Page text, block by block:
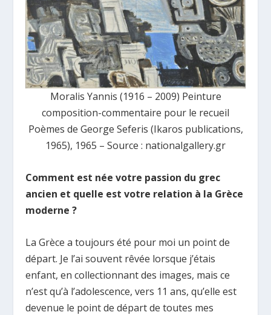
Moralis Yannis (1916 – 2009) Peinture
composition-commentaire pour le recueil
Poèmes de George Seferis (Ikaros publications,
1965), 1965 – Source : nationalgallery.gr
Comment est née votre passion du grec
ancien et quelle est votre relation à la Grèce
moderne ?
La Grèce a toujours été pour moi un point de
départ. Je l’ai souvent rêvée lorsque j’étais
enfant, en collectionnant des images, mais ce
n’est qu’à l’adolescence, vers 11 ans, qu’elle est
devenue le point de départ de toutes mes